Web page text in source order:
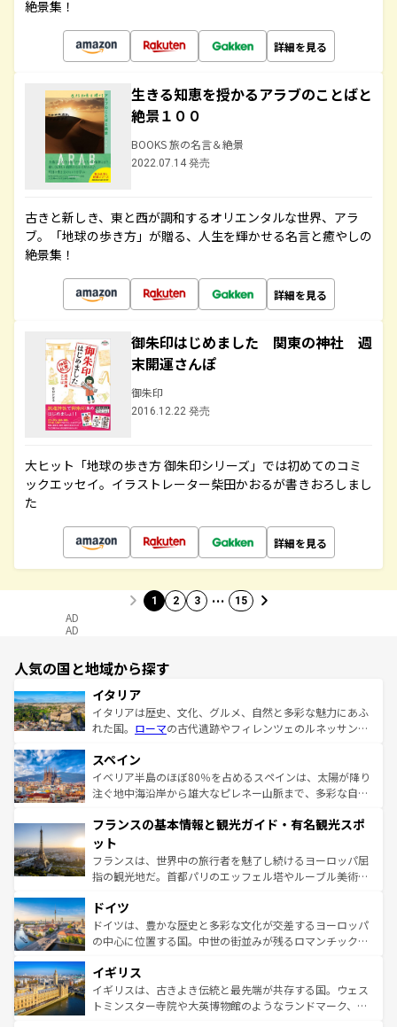
絶景集！
詳細を見る
生きる知恵を授かるアラブのことばと
絶景１００
BOOKS 旅の名言＆絶景
2022.07.14 発売
古きと新しき、東と西が調和するオリエンタルな世界、アラ
ブ。「地球の歩き方」が贈る、人生を輝かせる名言と癒やしの
絶景集！
詳細を見る
御朱印はじめました 関東の神社 週
末開運さんぽ
御朱印
2016.12.22 発売
大ヒット「地球の歩き方 御朱印シリーズ」では初めてのコミ
ックエッセイ。イラストレーター柴田かおるが書きおろしまし
た
詳細を見る
1 2 3 … 15
AD
AD
人気の国と地域から探す
イタリア
イタリアは歴史、文化、グルメ、自然と多彩な魅力にあふ
れた国。 ローマの古代遺跡やフィレンツェのルネッサンス
ろん、トスカーナの美しい田園風景やアマルフィ海岸の絶
景など、自然景観も見逃せない。観光の合間には、本場の
ピザやパスタなど、絶品のイタリア料理を堪能することも
ませてくれるイタリアで、忘れられない旅をしてみよう！
なお、新着のイタリア情報は
しい。
スペイン
イベリア半島のほぼ80％を占めるスペインは、太陽が降り
注ぐ地中海沿岸から雄大なピレネー山脈まで、多彩な自然
文化が根付くこの国では、情熱的なフラメンコ、熱気あふ
れる闘牛、そして美味しいタパスが生活の一部となってい
る。首都マドリードの洗練された雰囲気や、バルセロナの
アートに溢れた街角から、地方では古代ローマ遺跡や中世
せる。地方によって風土や気候が異なるスペインはその個
性で訪れる人を魅了する。 なお、新着のスペイン情報は コ
ンテンツ一覧を参照してほしい。
フランスの基本情報と観光ガイド・有名観光スポ
ット
フランスは、世界中の旅行者を魅了し続けるヨーロッパ屈
指の観光地だ。首都パリのエッフェル塔やルーブル美術館
で、幅広い魅力が詰まっている。華麗な宮殿、歴史的な大
聖堂、美しいビーチ、そして豊かな自然が、訪れる者を心
から魅了する。また、フランスは美食の国としても知ら
いる。シャンパンの発祥地であるランス、プロヴァンスの
香り高いラベンダー畑など、多彩な楽しみ方が可能だ。さ
らに、パリ以外の地域にも魅力が溢れており、どの街角に
ドイツ
ドイツは、豊かな歴史と多彩な文化が交差するヨーロッパ
の中心に位置する国。中世の街並みが残るロマンチック街
顔を持つこの国は、どこを歩いても飽きることがない。ベ
ルリンの文化的活気、バイエルン州のアルプスの絶景、そ
してライン川沿いのワイン畑といった風景は必見。ビール
イギリス
イギリスは、古きよき伝統と最先端が共存する国。ウェス
トミンスター寺院や大英博物館のようなランドマーク、歴